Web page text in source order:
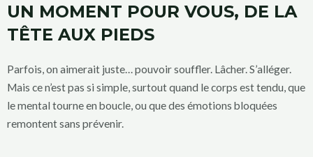
UN MOMENT POUR VOUS, DE LA
TÊTE AUX PIEDS
Parfois, on aimerait juste… pouvoir souffler. Lâcher. S’alléger.
Mais ce n’est pas si simple, surtout quand le corps est tendu, que
le mental tourne en boucle, ou que des émotions bloquées
remontent sans prévenir.